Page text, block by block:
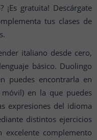
gratuita! Descárgate
tus clases de
italiano desde cero,
básico. Duolingo
puedes encontrarla en
en la que puedes
expresiones del idioma
distintos ejercicios
excelente complemento